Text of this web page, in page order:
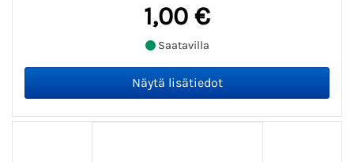
1,00 €
Saatavilla